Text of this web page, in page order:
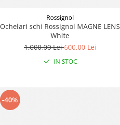
Rossignol
Ochelari schi Rossignol MAGNE LENS
White
1.000,00 Lei600,00 Lei
IN STOC
-40%